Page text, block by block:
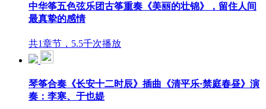
中华筝五色弦乐团古筝重奏《美丽的壮锦》，留住人间
最真挚的感情
共1章节，5.5千次播放
琴筝合奏《长安十二时辰》插曲《清平乐·禁庭春昼》演
奏：李寒、于也媞